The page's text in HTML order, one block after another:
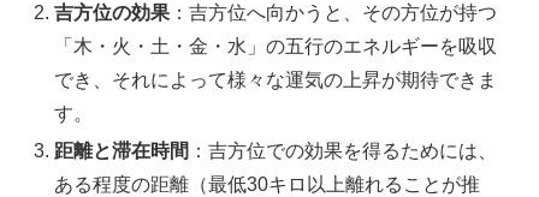
吉方位の効果 ：吉方位へ向かうと、その方位が持つ
「木・火・土・金・水」の五行のエネルギーを吸収
でき、それによって様々な運気の上昇が期待できま
す。
距離と滞在時間 ：吉方位での効果を得るためには、
ある程度の距離（最低30キロ以上離れることが推